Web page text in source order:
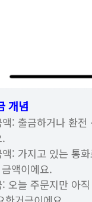
개념
: 출금하거나 환전
.
: 가지고 있는 통
액이에요.
오늘 주문지만 아